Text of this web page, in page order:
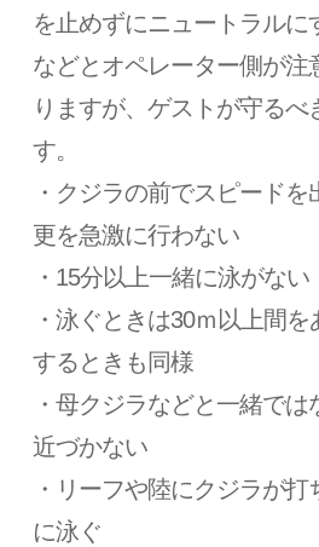
を止めずにニュートラルに
などとオペレーター側が注
りますが、ゲストが守るべ
す。
・クジラの前でスピード
更を急激に行わない
・15分以上一緒に泳がない
・泳ぐときは30ｍ以上間
するときも同様
・母クジラなどと一緒で
近づかない
・リーフや陸にクジラが打
に泳ぐ